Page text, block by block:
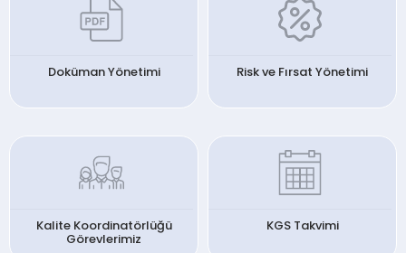
Doküman Yönetimi Risk ve Fırsat Yönetimi
Kalite Koordinatörlüğü
Görevlerimiz
KGS Takvimi